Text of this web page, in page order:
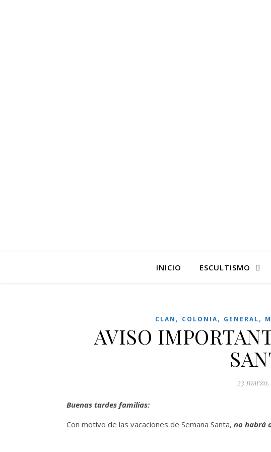
INICIO ESCULTISMO
CLAN , COLONIA, GENERAL,
AVISO
23 marzo,
Buenas tardes familias:
Con motivo de las vacaciones de Semana Santa, no habrá